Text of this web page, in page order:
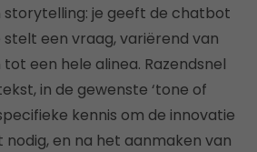
je geeft de chatbot
een vraag, variërend van
een hele alinea. Razendsnel
in de gewenste ‘tone of
kennis om de innovatie
nodig, en na het aanmaken van